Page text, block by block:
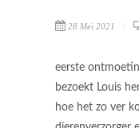
28 Mei 2021
eerste
bezoekt Louis
hoe het zo ver